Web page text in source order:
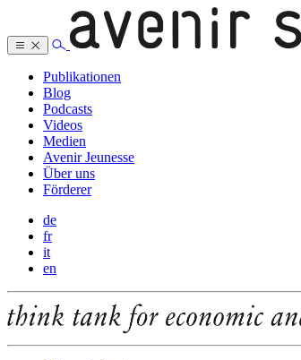
Publikationen
Blog
Podcasts
Videos
Medien
Avenir Jeunesse
Über uns
Förderer
de
fr
it
en